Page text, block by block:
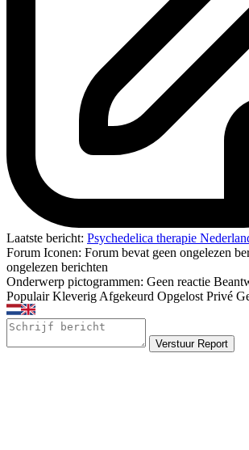
Laatste bericht: Psychedelica therapie
Forum Iconen: Forum bevat geen ongelezen
ongelezen berichten
Onderwerp pictogrammen: Geen reactie
Populair Kleverig Afgekeurd Opgelost Privé